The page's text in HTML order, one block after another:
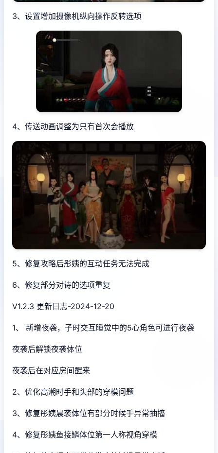
3、设置增加摄像机纵向操作反转选项
4、传送动画调整为只有首次会播放
5、修复攻略后彤姨的互动任务无法完成
6、修复部分对诗的选项重复
V1.2.3 更新日志-2024-12-20
1、 新增夜袭，子时交互睡觉中的5心角色可进行夜袭
夜袭后解锁夜袭体位
夜袭后在对应房间醒来
2、优化高潮时手和头部的穿模问题
3、修复彤姨晨袭体位有部分时候手异常抽搐
4、修复彤姨鱼接鳞体位第一人称视角穿模